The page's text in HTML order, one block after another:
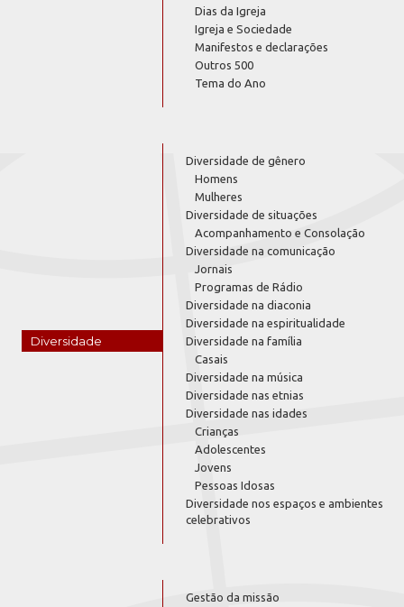
Dias da Igreja
Igreja e Sociedade
Manifestos e declarações
Outros 500
Tema do Ano
Diversidade
Diversidade de gênero
Homens
Mulheres
Diversidade de situações
Acompanhamento e Consolação
Diversidade na comunicação
Jornais
Programas de Rádio
Diversidade na diaconia
Diversidade na espiritualidade
Diversidade na família
Casais
Diversidade na música
Diversidade nas etnias
Diversidade nas idades
Crianças
Adolescentes
Jovens
Pessoas Idosas
Diversidade nos espaços e ambientes
celebrativos
Gestão da missão